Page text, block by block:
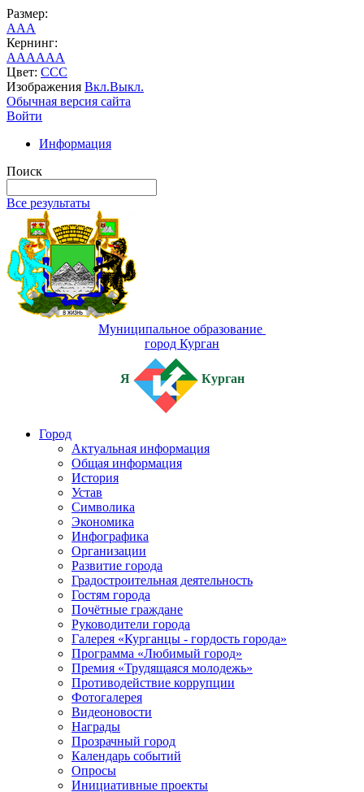
Размер:
AAA
Кернинг:
AAAAAA
Цвет: CCC
Изображения Вкл.Выкл.
Обычная версия сайта
Войти
Информация
Поиск
Все результаты
Муниципальное образование
город Курган
Я Курган
Город
Актуальная информация
Общая информация
История
Устав
Символика
Экономика
Инфографика
Организации
Развитие города
Градостроительная деятельность
Гостям города
Почётные граждане
Руководители города
Галерея «Курганцы - гордость города»
Программа «Любимый город»
Премия «Трудящаяся молодежь»
Противодействие коррупции
Фотогалерея
Видеоновости
Награды
Прозрачный город
Календарь событий
Опросы
Инициативные проекты